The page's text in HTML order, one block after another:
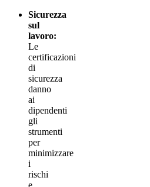
Sicurezza
sul
lavoro:
Le
certificazioni
di
sicurezza
danno
ai
dipendenti
gli
strumenti
per
minimizzare
i
rischi
e